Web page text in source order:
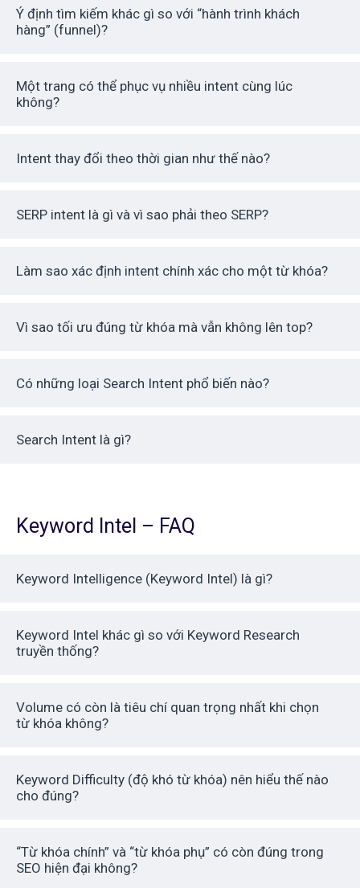
Ý định tìm kiếm khác gì so với “hành trình khách
hàng” (funnel)?
Một trang có thể phục vụ nhiều intent cùng lúc
không?
Intent thay đổi theo thời gian như thế nào?
SERP intent là gì và vì sao phải theo SERP?
Làm sao xác định intent chính xác cho một từ khóa?
Vì sao tối ưu đúng từ khóa mà vẫn không lên top?
Có những loại Search Intent phổ biến nào?
Search Intent là gì?
Keyword Intel – FAQ
Keyword Intelligence (Keyword Intel) là gì?
Keyword Intel khác gì so với Keyword Research
truyền thống?
Volume có còn là tiêu chí quan trọng nhất khi chọn
từ khóa không?
Keyword Difficulty (độ khó từ khóa) nên hiểu thế nào
cho đúng?
“Từ khóa chính” và “từ khóa phụ” có còn đúng trong
SEO hiện đại không?